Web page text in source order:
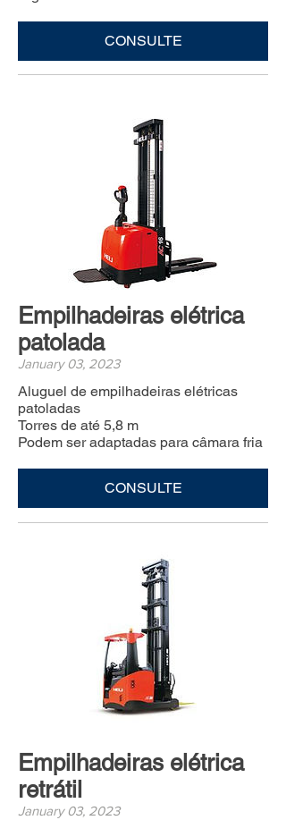
CONSULTE
Empilhadeiras elétrica
patolada
January 03, 2023
Aluguel de empilhadeiras elétricas
patoladas
Torres de até 5,8 m
Podem ser adaptadas para câmara fria
CONSULTE
Empilhadeiras elétrica
retrátil
January 03, 2023